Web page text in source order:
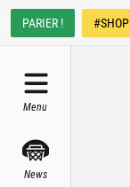
PARIER ! #SHOP
Menu
News